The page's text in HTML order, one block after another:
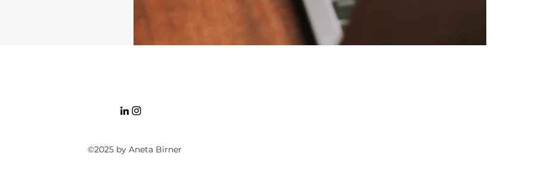
©2025 by Aneta Birner